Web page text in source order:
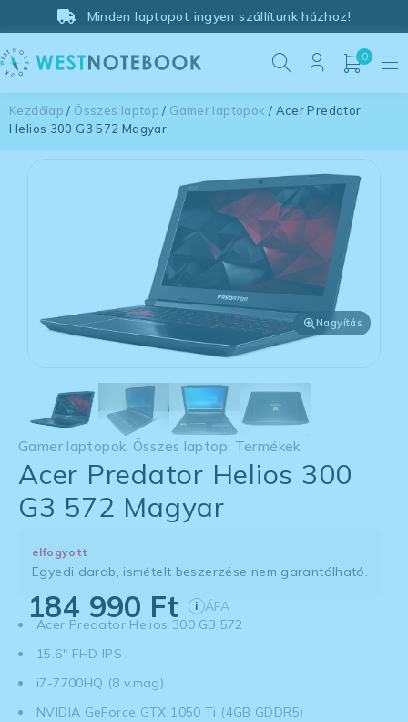
Minden laptopot ingyen szállítunk házhoz!
0
Kezdőlap / Összes laptop / Gamer laptopok / Acer Predator
Helios 300 G3 572 Magyar
Nagyítás
Gamer laptopok, Összes laptop, Termékek
Acer Predator Helios 300
G3 572 Magyar
elfogyott
Egyedi darab, ismételt beszerzése nem garantálható.
184 990 Ft i ÁFA
Acer Predator Helios 300 G3 572
15.6" FHD IPS
i7-7700HQ (8 v.mag)
NVIDIA GeForce GTX 1050 Ti (4GB GDDR5)